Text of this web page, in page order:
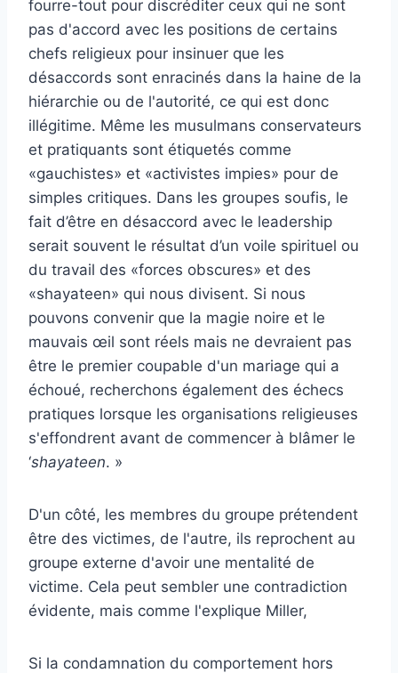
fourre-tout pour discréditer ceux qui ne sont
pas d'accord avec les positions de certains
chefs religieux pour insinuer que les
désaccords sont enracinés dans la haine de la
hiérarchie ou de l'autorité, ce qui est donc
illégitime. Même les musulmans conservateurs
et pratiquants sont étiquetés comme
«gauchistes» et «activistes impies» pour de
simples critiques. Dans les groupes soufis, le
fait d’être en désaccord avec le leadership
serait souvent le résultat d’un voile spirituel ou
du travail des «forces obscures» et des
«shayateen» qui nous divisent. Si nous
pouvons convenir que la magie noire et le
mauvais œil sont réels mais ne devraient pas
être le premier coupable d'un mariage qui a
échoué, recherchons également des échecs
pratiques lorsque les organisations religieuses
s'effondrent avant de commencer à blâmer le
‘shayateen. »
D'un côté, les membres du groupe prétendent
être des victimes, de l'autre, ils reprochent au
groupe externe d'avoir une mentalité de
victime. Cela peut sembler une contradiction
évidente, mais comme l'explique Miller,
Si la condamnation du comportement hors